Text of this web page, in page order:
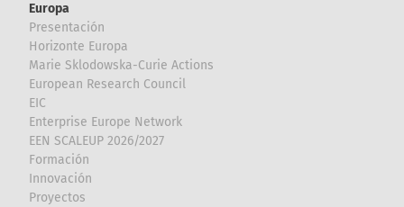
Europa
Presentación
Horizonte Europa
Marie Sklodowska-Curie Actions
European Research Council
EIC
Enterprise Europe Network
EEN SCALEUP 2026/2027
Formación
Innovación
Proyectos